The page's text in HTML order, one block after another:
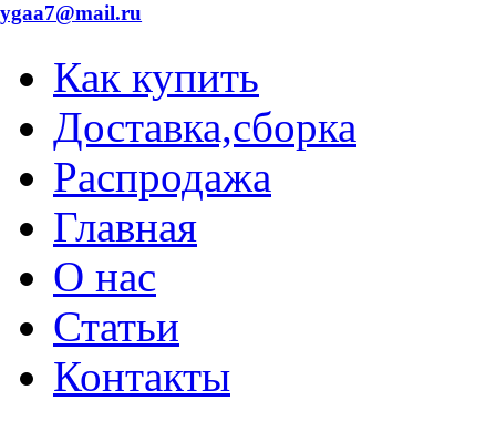
Как купить
Доставка,сборка
Распродажа
Главная
О нас
Статьи
Контакты